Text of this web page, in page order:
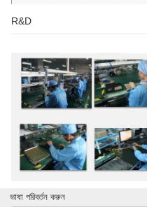
R&D
ভাষা পরিবর্তন করুন